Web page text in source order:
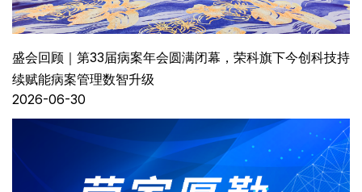
盛会回顾｜第33届病案年会圆满闭幕，荣科旗下今创科技持
续赋能病案管理数智升级
2026-06-30